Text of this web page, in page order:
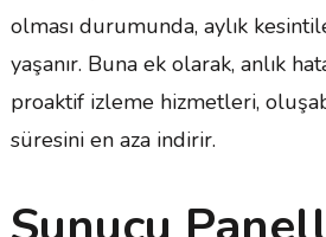
olması durumunda, aylık
yaşanır. Buna ek olarak, anlık
proaktif izleme hizmetleri,
süresini en aza indirir.